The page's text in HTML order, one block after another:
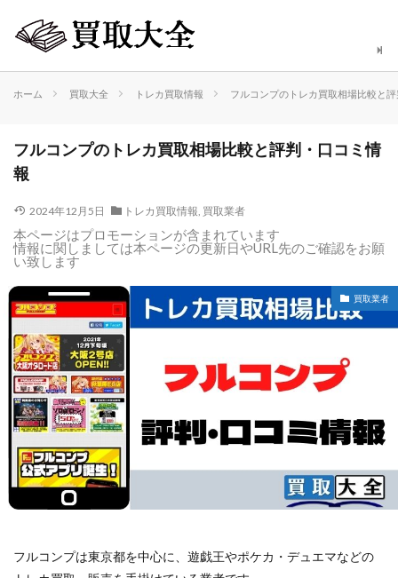
ホーム 買取大全 トレカ買取情報 フルコンプのトレカ買取相場比較と
フルコンプのトレカ買取相場比較と評判・口コミ情
報
2024年12月5日 トレカ買取情報, 買取業者
本ページはプロモーションが含まれています
情報に関しましては本ページの更新日やURL先のご確認をお願
い致します
買取業者
フルコンプは東京都を中心に、遊戯王やポケカ・デュエマなどの